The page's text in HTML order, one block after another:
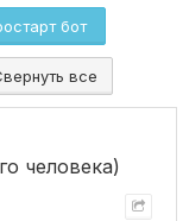
бот
все
человека)